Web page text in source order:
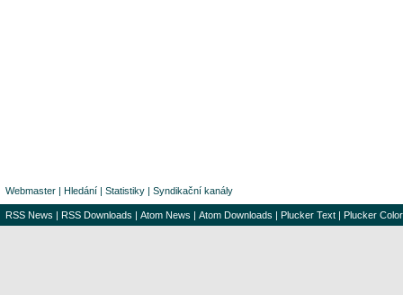
Webmaster | Hledání | Statistiky | Syndikační kanály
RSS News | RSS Downloads | Atom News | Atom Downloads | Plucker Text | Plucker Color